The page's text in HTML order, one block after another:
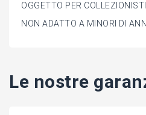
OGGETTO PER COLLEZIONISTI
NON ADATTO A MINORI DI
Le nostre